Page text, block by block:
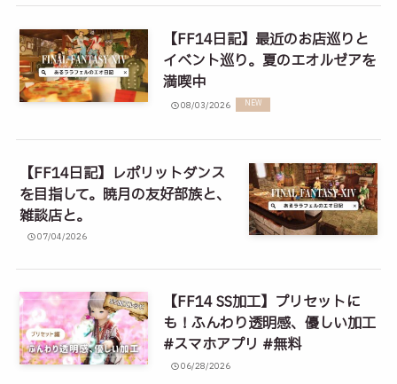
【FF14日記】最近のお店巡りと
イベント巡り。夏のエオルゼアを
満喫中
08/03/2026
【FF14日記】レポリットダンス
を目指して。暁月の友好部族と、
雑談店と。
07/04/2026
【FF14 SS加工】プリセットに
も！ふんわり透明感、優しい加工
#スマホアプリ #無料
06/28/2026